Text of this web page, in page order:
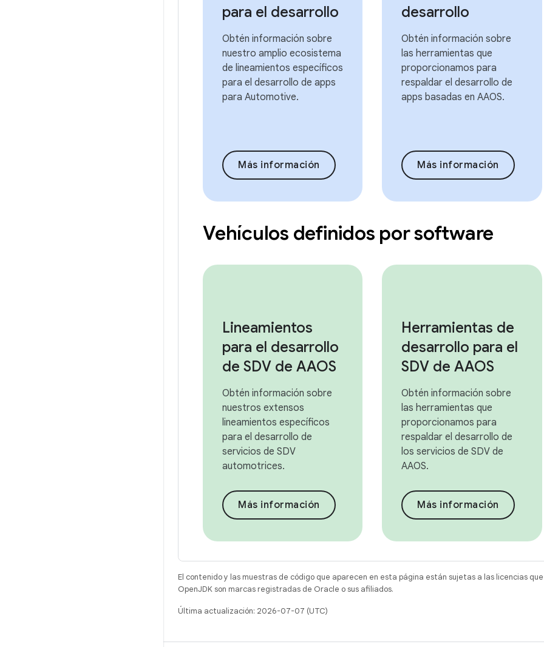
para el desarrollo
Obtén información sobre
nuestro amplio ecosistema
de lineamientos específicos
para el desarrollo de apps
para Automotive.
Más información
desarrollo
Obtén información sobre
las herramientas que
proporcionamos para
respaldar el desarrollo de
apps basadas en AAOS.
Más información
Vehículos definidos por software
Lineamientos
para el desarrollo
de SDV de AAOS
Obtén información sobre
nuestros extensos
lineamientos específicos
para el desarrollo de
servicios de SDV
automotrices.
Más información
Herramientas de
desarrollo para el
SDV de AAOS
Obtén información sobre
las herramientas que
proporcionamos para
respaldar el desarrollo de
los servicios de SDV de
AAOS.
Más información
El contenido y las muestras de código que aparecen en esta página están sujetas a las licencias
OpenJDK son marcas registradas de Oracle o sus afiliados.
Última actualización: 2026-07-07 (UTC)